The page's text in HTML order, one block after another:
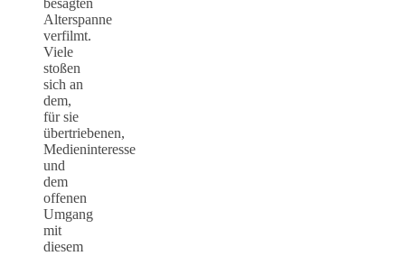
Alterspanne
verfilmt.
Viele
stoßen
sich an
dem,
für sie
übertriebenen,
Medieninteresse
und
dem
offenen
Umgang
mit
diesem